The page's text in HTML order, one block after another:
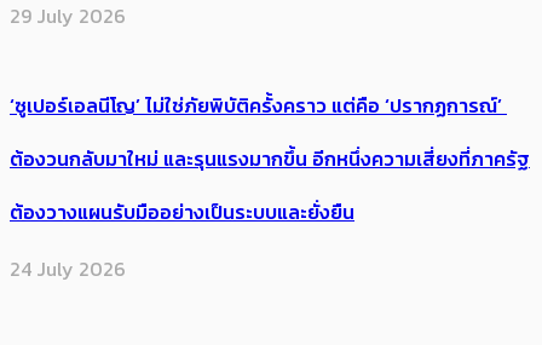
29 July 2026
‘ซูเปอร์เอลนีโญ’ ไม่ใช่ภัยพิบัติครั้งคราว แต่คือ ‘ปรากฏการณ์’ ​
ต้อง​วนกลับมาใหม่ และรุนแรงมากขึ้น อีกหนึ่งความเสี่ยงที่ภาครัฐ
ต้องวางแผนรับมืออย่างเป็นระบบและยั่งยืน
24 July 2026